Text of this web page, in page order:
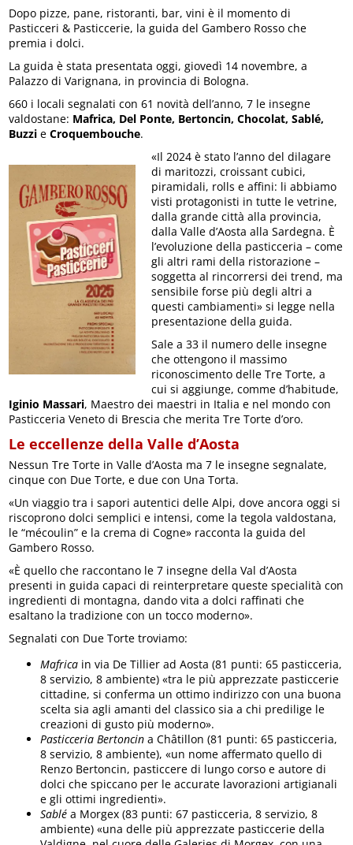
Dopo pizze, pane, ristoranti, bar, vini è il momento di
Pasticceri & Pasticcerie, la guida del Gambero Rosso che
premia i dolci.
La guida è stata presentata oggi, giovedì 14 novembre, a
Palazzo di Varignana, in provincia di Bologna.
660 i locali segnalati con 61 novità dell’anno, 7 le insegne
valdostane: Mafrica, Del Ponte, Bertoncin, Chocolat, Sablé,
Buzzi eCroquembouche.
«Il 2024 è stato l’anno del dilagare
di maritozzi, croissant cubici,
piramidali, rolls e affini: li abbiamo
visti protagonisti in tutte le vetrine,
dalla grande città alla provincia,
dalla Valle d’Aosta alla Sardegna. È
l’evoluzione della pasticceria – come
gli altri rami della ristorazione –
soggetta al rincorrersi dei trend, ma
sensibile forse più degli altri a
questi cambiamenti» si legge nella
presentazione della guida.
Sale a 33 il numero delle insegne
che ottengono il massimo
riconoscimento delle Tre Torte, a
cui si aggiunge, comme d’habitude,
Iginio Massari, Maestro dei maestri in Italia e nel mondo con
Pasticceria Veneto di Brescia che merita Tre Torte d’oro.
Le eccellenze della Valle d’Aosta
Nessun Tre Torte in Valle d’Aosta ma 7 le insegne segnalate,
cinque con Due Torte, e due con Una Torta.
«Un viaggio tra i sapori autentici delle Alpi, dove ancora oggi si
riscoprono dolci semplici e intensi, come la tegola valdostana,
le “mécoulin” e la crema di Cogne» racconta la guida del
Gambero Rosso.
«È quello che raccontano le 7 insegne della Val d’Aosta
presenti in guida capaci di reinterpretare queste specialità con
ingredienti di montagna, dando vita a dolci raffinati che
esaltano la tradizione con un tocco moderno».
Segnalati con Due Torte troviamo:
Mafrica in via De Tillier ad Aosta (81 punti: 65 pasticceria,
8 servizio, 8 ambiente) «tra le più apprezzate pasticcerie
cittadine, si conferma un ottimo indirizzo con una buona
scelta sia agli amanti del classico sia a chi predilige le
creazioni di gusto più moderno».
Pasticceria Bertoncin a Châtillon (81 punti: 65 pasticceria,
8 servizio, 8 ambiente), «un nome affermato quello di
Renzo Bertoncin, pasticcere di lungo corso e autore di
dolci che spiccano per le accurate lavorazioni artigianali
e gli ottimi ingredienti».
Sablé a Morgex (83 punti: 67 pasticceria, 8 servizio, 8
ambiente) «una delle più apprezzate pasticcerie della